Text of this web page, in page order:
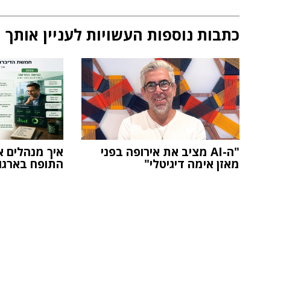
כתבות נוספות העשויות לעניין אותך
"ה-AI מציב את אירופה בפני
מאזן אימה דיגיטלי" התופח